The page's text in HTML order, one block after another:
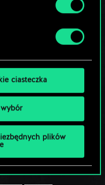
ciasteczka
plików